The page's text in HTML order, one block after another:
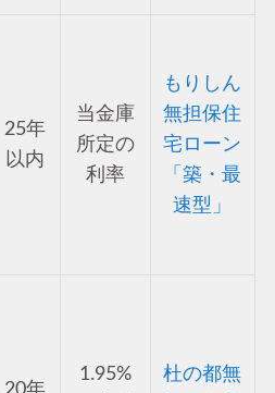
25年
以内
当金庫
所定の
利率
もりしん
無担保住
宅ローン
「築・最
速型」
20年
1.95%
杜の都無